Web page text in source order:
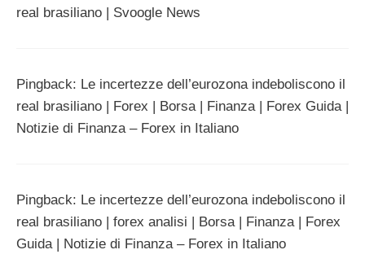
real brasiliano | Svoogle News
Pingback: Le incertezze dell’eurozona indeboliscono il
real brasiliano | Forex | Borsa | Finanza | Forex Guida |
Notizie di Finanza – Forex in Italiano
Pingback: Le incertezze dell’eurozona indeboliscono il
real brasiliano | forex analisi | Borsa | Finanza | Forex
Guida | Notizie di Finanza – Forex in Italiano